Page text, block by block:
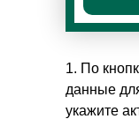
1. По
данные
укажите